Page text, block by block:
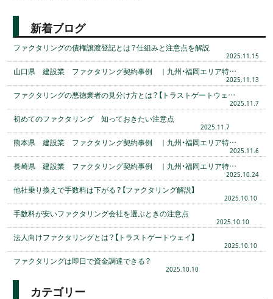
新着ブログ
ファクタリングの債権譲渡登記とは？仕組みと注意点を解説
2025.11.15
山口県 建設業 ファクタリング契約事例 ｜九州・福岡エリア特…
2025.11.13
ファクタリングの悪徳業者の見分け方とは？【トラストゲートウェ…
2025.11.7
初めてのファクタリング 知っておきたい注意点
2025.11.7
熊本県 建設業 ファクタリング契約事例 ｜九州・福岡エリア特…
2025.11.6
長崎県 建設業 ファクタリング契約事例 ｜九州・福岡エリア特…
2025.10.24
他社乗り換えで手数料は下がる？【ファクタリング解説】
2025.10.10
手数料が安いファクタリング会社を選ぶときの注意点
2025.10.10
法人向けファクタリングとは？【トラストゲートウェイ】
2025.10.10
ファクタリングは即日で資金調達できる？
2025.10.10
カテゴリー